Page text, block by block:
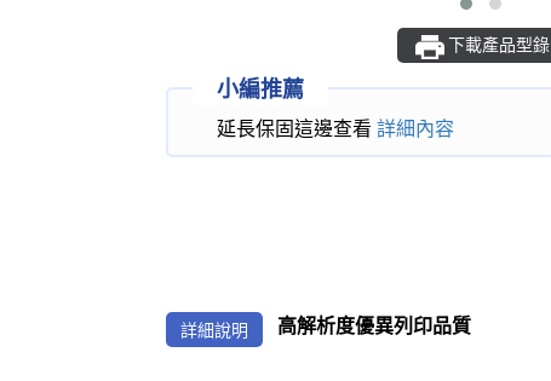
下載產品型錄
小編推薦
延長保固這邊查看 詳細內容
詳細說明 高解析度優異列印品質